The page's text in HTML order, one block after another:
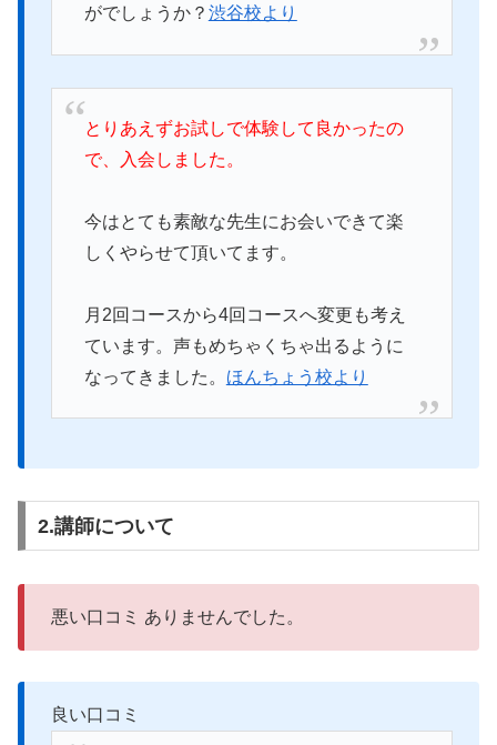
がでしょうか？ 渋谷校より
とりあえずお試しで体験して良かったの
で、入会しました。
今はとても素敵な先生にお会いできて楽
しくやらせて頂いてます。
月2回コースから4回コースへ変更も考え
ています。声もめちゃくちゃ出るように
なってきました。 ほんちょう校より
2.講師について
悪い口コミ ありませんでした。
良い口コミ